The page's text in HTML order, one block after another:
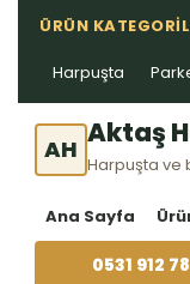
ÜRÜN
Harpuşta
AH Aktaş
Harpuşta ve
Ana Sayfa
0531 912